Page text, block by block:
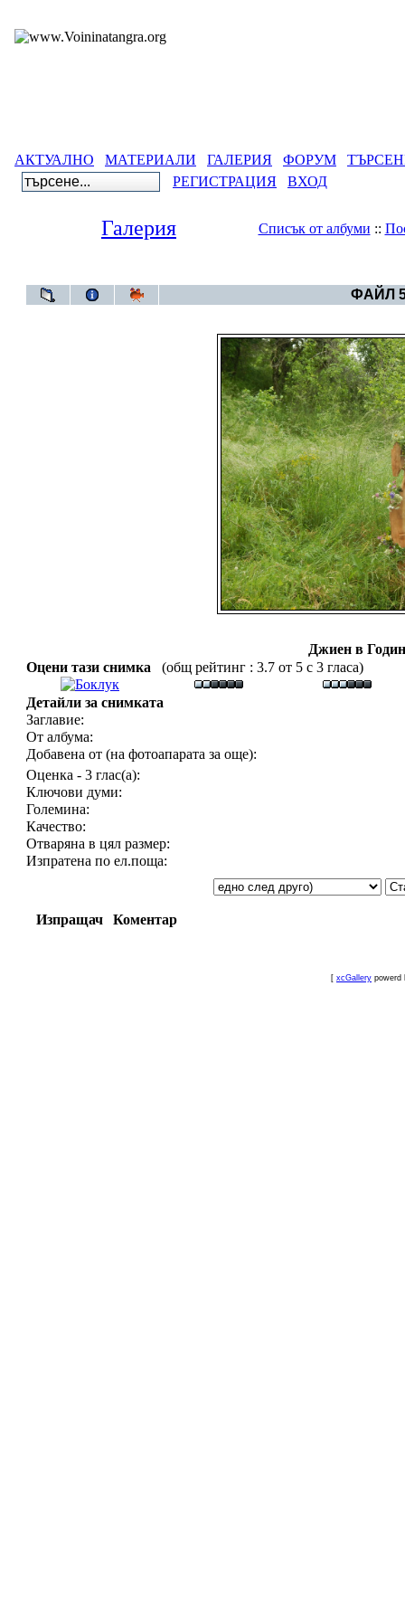
АКТУАЛНО МАТЕРИАЛИ ГАЛЕРИЯ ФОРУМ
РЕГИСТРАЦИЯ
ВХОД
Галерия Списък от албуми ::
ФАЙЛ 5
Джиен в
Оцени тази снимка
(общ рейтинг : 3.7 от 5 с 3 гласа)
Детайли за снимката
Заглавие:
От албума:
Добавена от (на фотоапарата за още):
Оценка - 3 глас(а):
Ключови думи:
Големина:
Качество:
Отваряна в цял размер:
Изпратена по ел.поща:
Изпращач Коментар
[ xcGallery